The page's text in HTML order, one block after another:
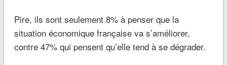
Pire, ils sont seulement 8% à penser que la
situation économique française va s’améliorer,
contre 47% qui pensent qu’elle tend à se dégrader.